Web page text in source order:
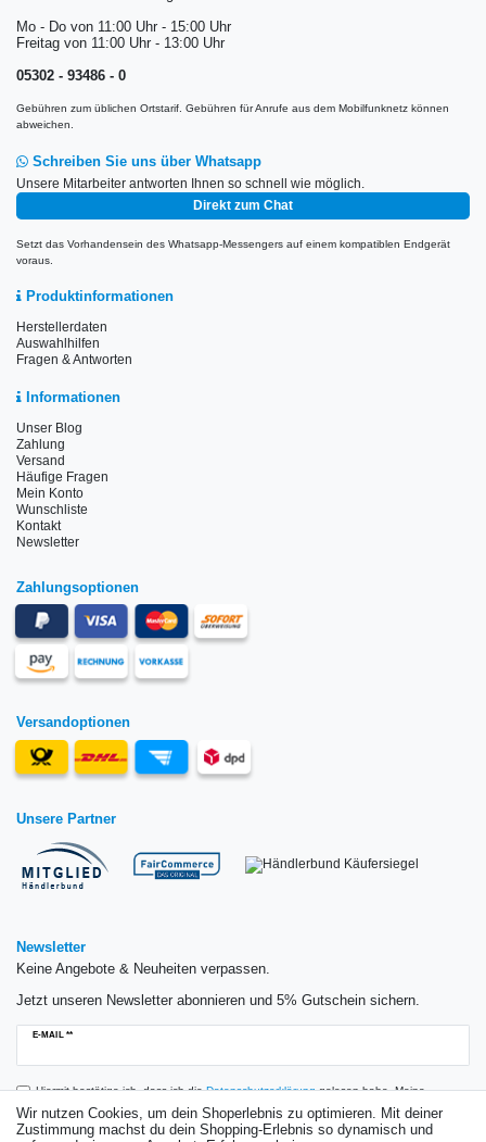
Mo - Do von 11:00 Uhr - 15:00 Uhr
Freitag von 11:00 Uhr - 13:00 Uhr
05302 - 93486 - 0
Gebühren zum üblichen Ortstarif. Gebühren für Anrufe aus dem Mobilfunknetz können
abweichen.
Schreiben Sie uns über Whatsapp
Unsere Mitarbeiter antworten Ihnen so schnell wie möglich.
Direkt zum Chat
Setzt das Vorhandensein des Whatsapp-Messengers auf einem kompatiblen Endgerät
voraus.
Produktinformationen
Herstellerdaten
Auswahlhilfen
Fragen & Antworten
Informationen
Unser Blog
Zahlung
Versand
Häufige Fragen
Mein Konto
Wunschliste
Kontakt
Newsletter
Zahlungsoptionen
Versandoptionen
Unsere Partner
Newsletter
Keine Angebote & Neuheiten verpassen.
Jetzt unseren Newsletter abonnieren und 5% Gutschein sichern.
E-MAIL **
Newsletter
Hiermit bestätige ich, dass ich dieDaten­schutz­erklärunggelesen habe. Meine
Einwilligung kann ich jederzeit widerrufen.**
Wir nutzen Cookies, um dein Shoperlebnis zu optimieren. Mit deiner
Zustimmung machst du dein Shopping-Erlebnis so dynamisch und